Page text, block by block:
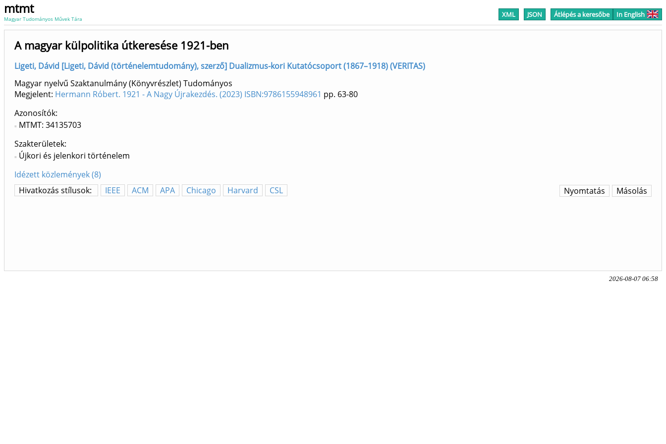
mtmt
Magyar Tudományos Művek Tára XML JSON Átlépés a keresőbe In English
A magyar külpolitika útkeresése 1921-ben
Ligeti, Dávid [Ligeti, Dávid (történelemtudomány), szerző] Dualizmus-kori Kutatócsoport (1867–1918) (VERITAS)
Magyar nyelvű Szaktanulmány (Könyvrészlet) Tudományos
Megjelent: Hermann Róbert. 1921 - A Nagy Újrakezdés. (2023) ISBN:9786155948961 pp. 63-80
Azonosítók
MTMT: 34135703
Szakterületek:
Újkori és jelenkori történelem
Idézett közlemények (8)
Hivatkozás stílusok:
IEEE ACM APA Chicago Harvard CSL Másolás
Nyomtatás
2026-08-07 06:58